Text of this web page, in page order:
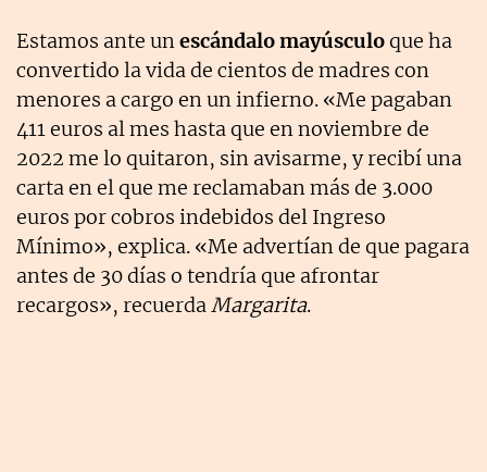
Estamos ante unescándalo mayúsculoque ha
convertido la vida de cientos de madres con
menores a cargo en un infierno. «Me pagaban
411 euros al mes hasta que en noviembre de
2022 me lo quitaron, sin avisarme, y recibí una
carta en el que me reclamaban más de 3.000
euros por cobros indebidos del Ingreso
Mínimo», explica. «Me advertían de que pagara
antes de 30 días o tendría que afrontar
recargos», recuerdaMargarita.